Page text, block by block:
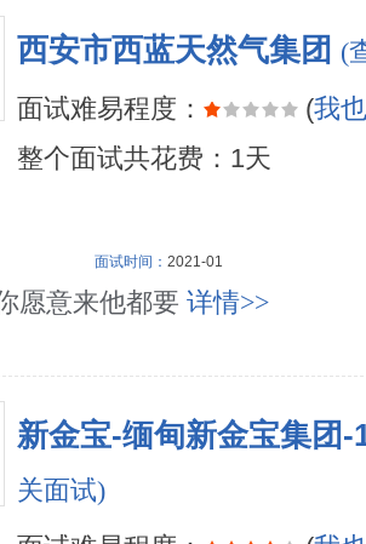
西安市西蓝天然气集团 (
面试难易程度：
(我
整个面试共花费：1天
面试时间： 2021-01
愿意来他都要 详情>>
新金宝-缅甸新金宝集团-
关面试)